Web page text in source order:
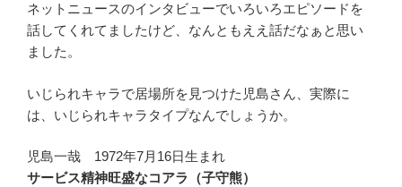
ネットニュースのインタビューでいろいろエピソードを
話してくれてましたけど、なんともええ話だなぁと思い
ました。
いじられキャラで居場所を見つけた児島さん、実際に
は、いじられキャラタイプなんでしょうか。
児島一哉 1972年7月16日生まれ
サービス精神旺盛なコアラ（子守熊）